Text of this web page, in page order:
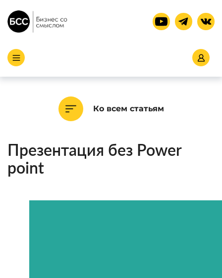
Ко всем статьям
Презентация без Power
point